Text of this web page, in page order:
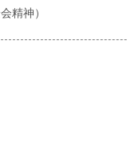
精神）